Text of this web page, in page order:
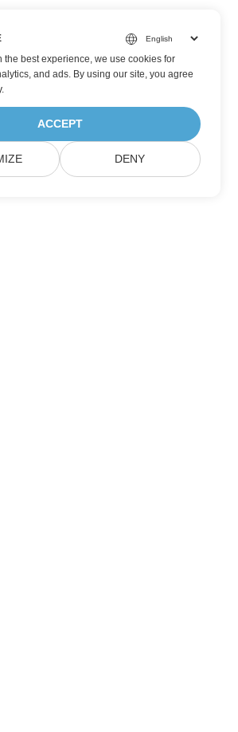
the best experience, we use cookies for
and ads. By using our site, you agree
.
ACCEPT
DENY